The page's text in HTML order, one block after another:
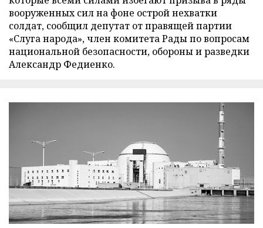
вооруженных сил на фоне острой нехватки
солдат, сообщил депутат от правящей партии
«Слуга народа», член комитета Рады по вопросам
национальной безопасности, обороны и разведки
Александр Федиенко.